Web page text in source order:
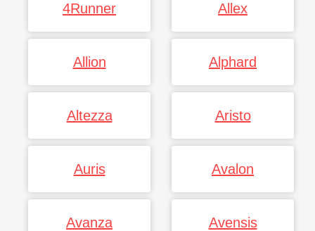
4Runner Allex
Allion Alphard
Altezza Aristo
Auris Avalon
Avanza Avensis